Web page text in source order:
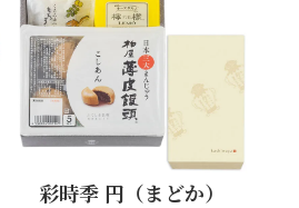
琥珀羹 笠の露8個入
1,501円
彩時季 円（まどか）